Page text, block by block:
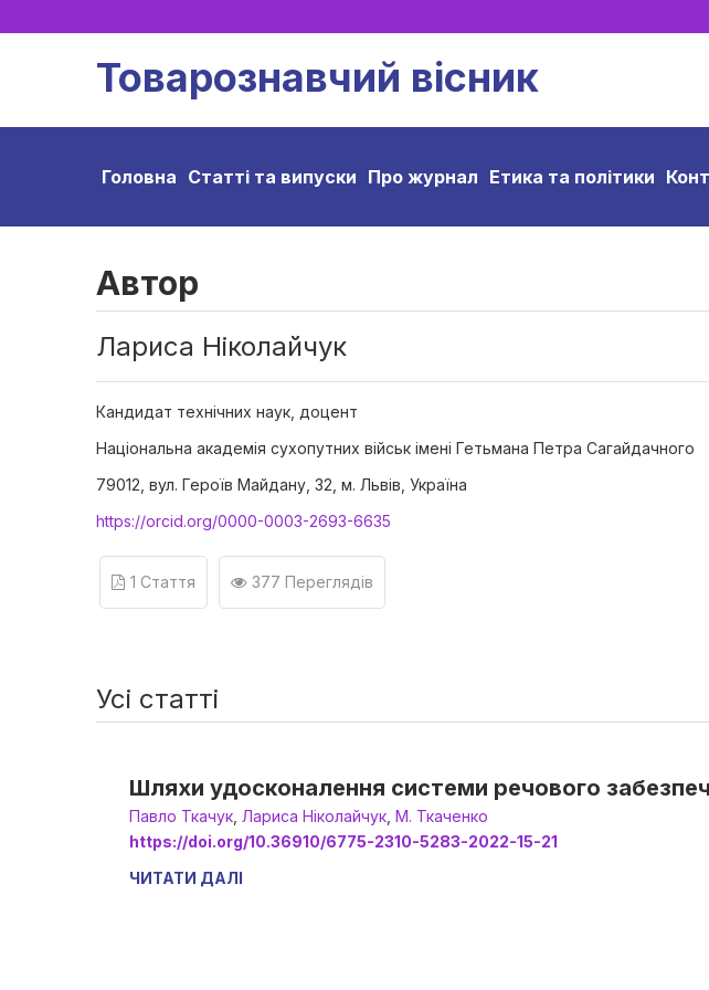
Товарознавчий вісник
Головна Статті та випуски Про журнал Етика та політики
Автор
Лариса Ніколайчук
Кандидат технічних наук, доцент
Національна академія сухопутних військ імені Гетьмана Петра Сагайдачного
79012, вул. Героїв Майдану, 32, м. Львів, Україна
https://orcid.org/0000-0003-2693-6635
1 Стаття 377 Переглядів
Усі статті
Шляхи удосконалення системи речового
Павло Ткачук Лариса Ніколайчук М. Ткаченко
https://doi.org/10.36910/6775-2310-5283-2022-15-21
ЧИТАТИ ДАЛІ